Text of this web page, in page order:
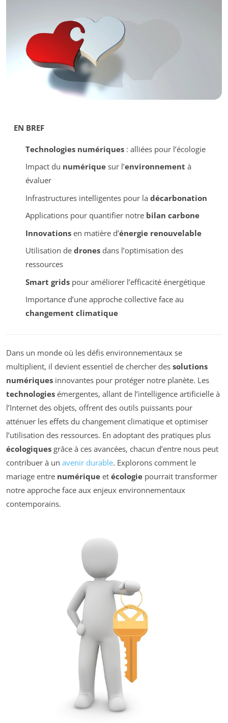
EN BREF
Technologies numériques: alliées pour l’écologie
Impact du numériquesur l’environnement à
évaluer
Infrastructures intelligentes pour la décarbonation
Applications pour quantifier notre bilan carbone
Innovationsen matière d’énergie renouvelable
Utilisation de dronesdans l’optimisation des
ressources
Smart gridspour améliorer l’efficacité énergétique
Importance d’une approche collective face au
changement climatique
Dans un monde où les défis environnementaux se
multiplient, il devient essentiel de chercher des solutions
numériques innovantes pour protéger notre planète. Les
technologies émergentes, allant de l’intelligence artificielle à
l’Internet des objets, offrent des outils puissants pour
atténuer les effets du changement climatique et optimiser
l’utilisation des ressources. En adoptant des pratiques plus
écologiques grâce à ces avancées, chacun d’entre nous peut
contribuer à un avenir durable. Explorons comment le
mariage entre numérique et écologie pourrait transformer
notre approche face aux enjeux environnementaux
contemporains.